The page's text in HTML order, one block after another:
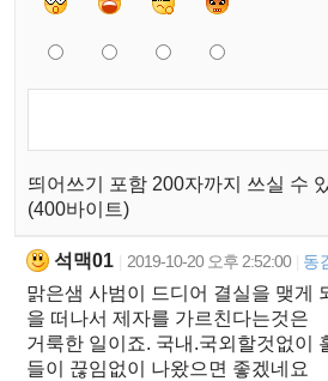
띄어쓰기 포함 200자까지 쓰실 수
(400바이트)
석맥01 2019-10-20 오후 2:52:00 동
맑은샘 사범이 드디어 결실을 맺게
을 떠나서 제자를 가르친다는것은
거룩한 일이죠. 국내.국외할것없이
들이 끊임없이 나왔으면 좋겠네요